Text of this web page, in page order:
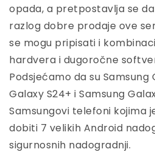
opada, a pretpostavlja se
razlog dobre prodaje ove
se mogu pripisati i
hardvera i dugoročne
Podsjećamo da su Samsung
Galaxy S24+ i Samsung
Samsungovi telefoni kojima
dobiti 7 velikih Android
sigurnosnih nadogradnji.